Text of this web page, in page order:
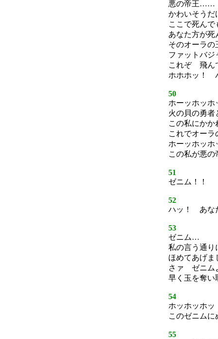
悪の帝王……
かわいそう
ここで死んで
あなた方が
そのオーラの
ファットバジ
これぞ 飛ん
ホホホッ！
50
ホーッホッホ
火の貝の勇者
この私にかか
これでオー
ホーッホッホ
この私が悪の
51
ゼニム！！
52
ハッ！ あ
53
ゼニム…
私の言う通り
ほめてあげま
さァ ゼニム
早く玉を奪い
54
ホッホッホッ
このゼニム
55